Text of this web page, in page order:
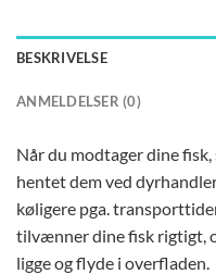
BESKRIVELSE
ANMELDELSER (0)
Når du modtager dine
hentet dem ved
køligere pga.
tilvænner dine fisk rigtigt,
ligge og flyde i overfladen.